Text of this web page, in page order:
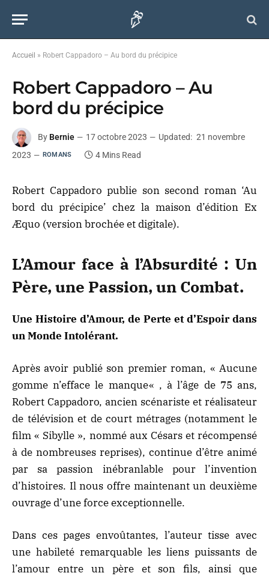
Accueil » Robert Cappadoro – Au bord du précipice
Robert Cappadoro – Au
bord du précipice
By Bernie 17 octobre 2023 Updated: 21 novembre
2023
ROMANS 4 Mins Read
Robert Cappadoro publie son second roman ‘Au
bord du précipice’ chez la maison d’édition Ex
Æquo (version brochée et digitale).
L’Amour face à l’Absurdité : Un
Père, une Passion, un Combat.
Une Histoire d’Amour, de Perte et d’Espoir dans
un Monde Intolérant.
Après avoir publié son premier roman, « Aucune
gomme n’efface le manque« , à l’âge de 75 ans,
Robert Cappadoro, ancien scénariste et réalisateur
de télévision et de court métrages (notamment le
film « Sibylle », nommé aux Césars et récompensé
à de nombreuses reprises), continue d’être animé
par sa passion inébranlable pour l’invention
d’histoires. Il nous offre maintenant un deuxième
ouvrage d’une force exceptionnelle.
Dans ces pages envoûtantes, l’auteur tisse avec
une habileté remarquable les liens puissants de
l’amour entre un père et son fils, ainsi que